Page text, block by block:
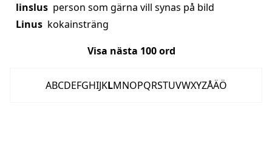
linslus person som gärna vill synas på bild
Linus kokainsträng
Visa nästa 100ord
ABCDEFGHIJKLMNOPQRSTUVWXYZÅÄÖ